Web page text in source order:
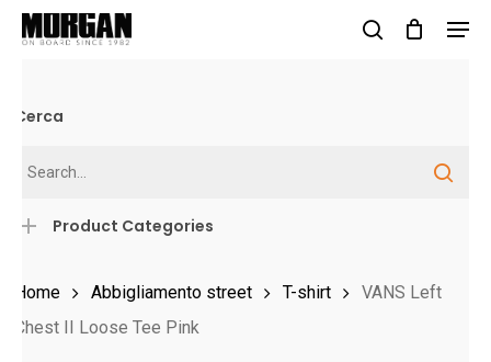
Skip
content
Cerca
Product Categories
Home Abbigliamento street T-shirt
VANS Left
Chest II Loose Tee Pink